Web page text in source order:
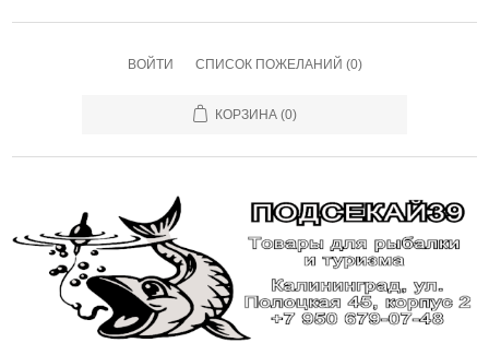
ВОЙТИ СПИСОК ПОЖЕЛАНИЙ (0)
КОРЗИНА (0)